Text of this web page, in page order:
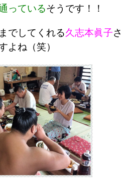
っているそうです！！
でしてくれる久志本眞子さ
よね（笑）